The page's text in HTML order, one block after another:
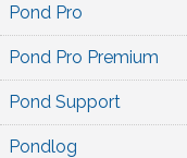
Pond Pro
Pond Pro Premium
Pond Support
Pondlog